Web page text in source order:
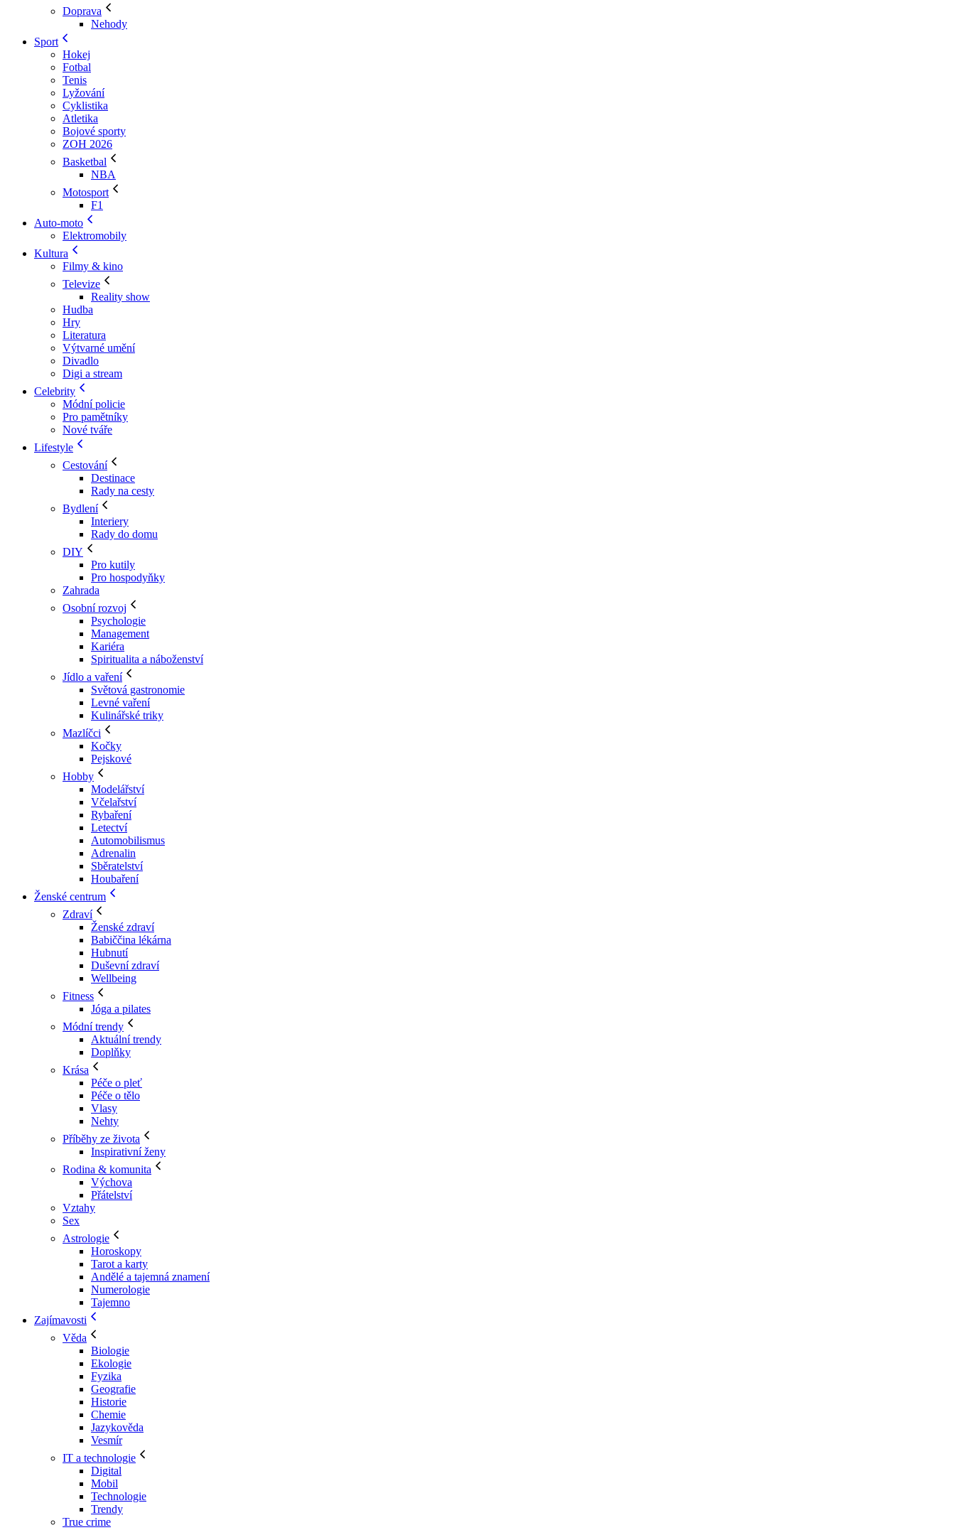
Doprava
Nehody
Sport
Hokej
Fotbal
Tenis
Lyžování
Cyklistika
Atletika
Bojové sporty
ZOH 2026
Basketbal
NBA
Motosport
F1
Auto-moto
Elektromobily
Kultura
Filmy & kino
Televize
Reality show
Hudba
Hry
Literatura
Výtvarné umění
Divadlo
Digi a stream
Celebrity
Módní policie
Pro pamětníky
Nové tváře
Lifestyle
Cestování
Destinace
Rady na cesty
Bydlení
Interiery
Rady do domu
DIY
Pro kutily
Pro hospodyňky
Zahrada
Osobní rozvoj
Psychologie
Management
Kariéra
Spiritualita a náboženství
Jídlo a vaření
Světová gastronomie
Levné vaření
Kulinářské triky
Mazlíčci
Kočky
Pejskové
Hobby
Modelářství
Včelařství
Rybaření
Letectví
Automobilismus
Adrenalin
Sběratelství
Houbaření
Ženské centrum
Zdraví
Ženské zdraví
Babiččina lékárna
Hubnutí
Duševní zdraví
Wellbeing
Fitness
Jóga a pilates
Módní trendy
Aktuální trendy
Doplňky
Krása
Péče o pleť
Péče o tělo
Vlasy
Nehty
Příběhy ze života
Inspirativní ženy
Rodina & komunita
Výchova
Přátelství
Vztahy
Sex
Astrologie
Horoskopy
Tarot a karty
Andělé a tajemná znamení
Numerologie
Tajemno
Zajímavosti
Věda
Biologie
Ekologie
Fyzika
Geografie
Historie
Chemie
Jazykověda
Vesmír
IT a technologie
Digital
Mobil
Technologie
Trendy
True crime